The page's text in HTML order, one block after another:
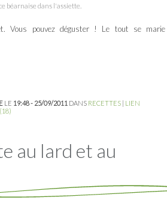
béarnaise dans l'assiette.
Vous pouvez déguster ! Le tout se marie
LE 19:48 - 25/09/2011 DANS RECETTES | LIEN
au lard et au